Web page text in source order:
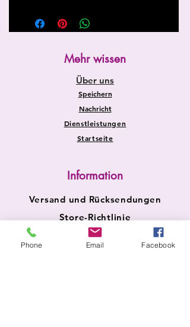
Mehr wissen
Über uns
Speichern
Nachricht
Dienstleistungen
Startseite
Information
Versand und Rücksendungen
Store-Richtlinie
Zahlungsmethoden
Phone Email Facebook